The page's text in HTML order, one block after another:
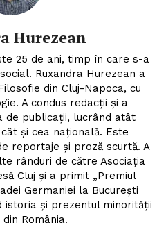
Hurezean
25 de ani, timp în care s-a
Ruxandra Hurezean a
din Cluj-Napoca, cu
A condus redacții și a
de publicații, lucrând atât
și cea națională. Este
reportaje și proză scurtă. A
rânduri de către Asociația
Cluj și a primit „Premiul
Germaniei la București
și prezentul minorității
România.